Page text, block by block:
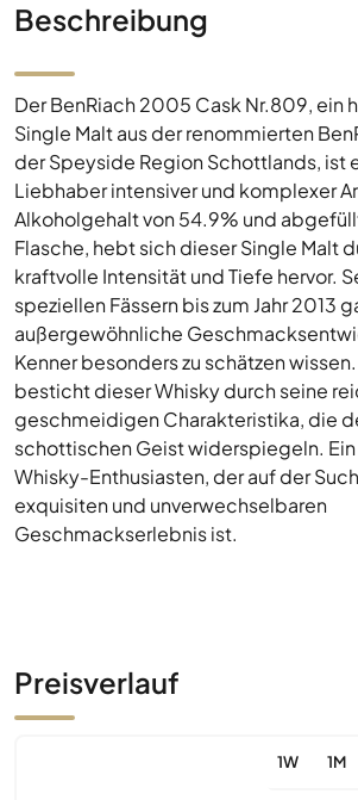
Beschreibung
Der BenRiach 2005 Cask Nr.809, ein
Single Malt aus der renommierten
der Speyside Region Schottlands, ist
Liebhaber intensiver und komplexer
Alkoholgehalt von 54.9% und
Flasche, hebt sich dieser Single Malt
kraftvolle Intensität und Tiefe hervor.
speziellen Fässern bis zum Jahr 2013
außergewöhnliche
Kenner besonders zu schätzen
besticht dieser Whisky durch seine
geschmeidigen Charakteristika, die
schottischen Geist widerspiegeln. Ein
Whisky-Enthusiasten, der auf der
exquisiten und unverwechselbaren
Geschmackserlebnis ist.
Preisverlauf
1W 1M